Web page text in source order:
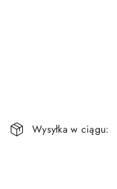
Wysyłka w ciągu: